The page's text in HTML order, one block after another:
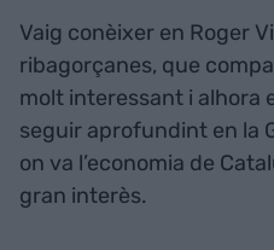
Vaig conèixer en Roger
ribagorçanes, que
molt interessant i alhora
seguir aprofundint en la
on va l’economia de
gran interès.